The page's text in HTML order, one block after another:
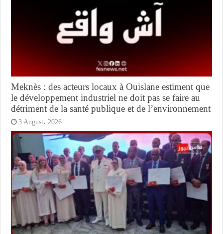
Meknès : des acteurs locaux à Ouislane estiment que
le développement industriel ne doit pas se faire au
détriment de la santé publique et de l’environnement
3 August، 2026